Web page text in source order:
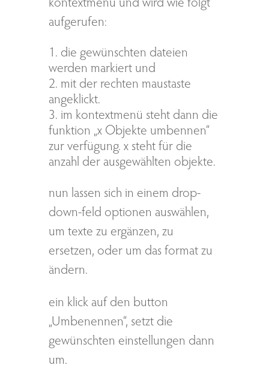
aufgerufen:
die gewünschten dateien
werden markiert und
mit der rechten maustaste
angeklickt.
im kontextmenü steht dann die
funktion „x Objekte umbennen“
zur verfügung. x steht für die
anzahl der ausgewählten objekte.
nun lassen sich in einem drop-
down-feld optionen auswählen,
um texte zu ergänzen, zu
ersetzen, oder um das format zu
ändern.
ein klick auf den button
„Umbenennen“, setzt die
gewünschten einstellungen dann
um.